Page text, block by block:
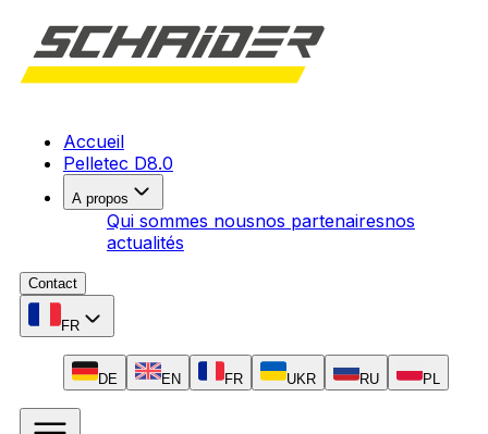
Accueil
Pelletec D8.0
A propos
Qui sommes nousnos partenairesnos
actualités
Contact
FR
DE EN FR UKR RU PL